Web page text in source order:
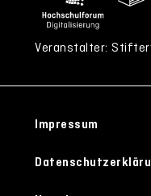
Veranstalter:
Impressum